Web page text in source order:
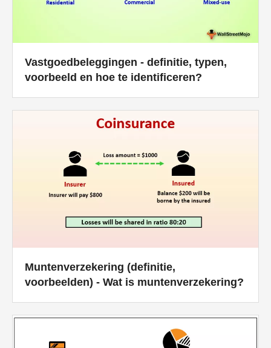
Vastgoedbeleggingen - definitie, typen,
voorbeeld en hoe te identificeren?
Muntenverzekering (definitie,
voorbeelden) - Wat is muntenverzekering?